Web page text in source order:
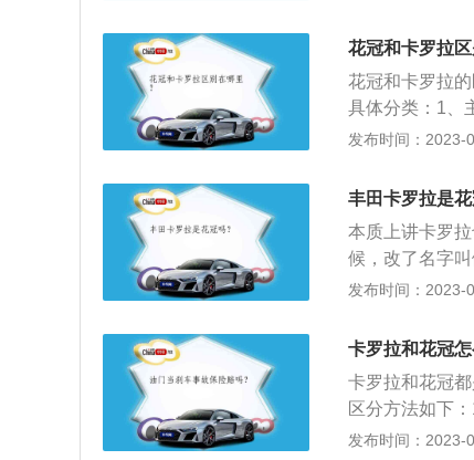
安全气囊等安
化配置丰富。
悬架系统更是
215/45R17轮
化离合器、高
花冠和卡罗拉
花冠和卡罗拉
具体分类：1、
本下线，寓意“
减重，在确保
施；卡罗拉油
气，没有什么
达与倒车雷达
采用的是米其
发布时间：2023-
丰田卡罗拉是花
本质上讲卡罗
候，改了名字
属于花冠系列
966年发布，
捧，到如今已
2、大名鼎鼎
发布时间：2023-
卡罗拉和花冠
卡罗拉和花冠
区分方法如下
十代开始，
发布时间：2023-